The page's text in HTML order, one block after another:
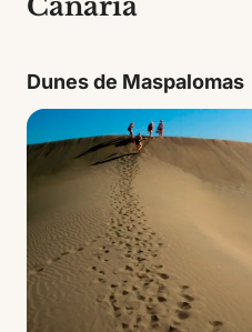
Dunes de Maspalomas